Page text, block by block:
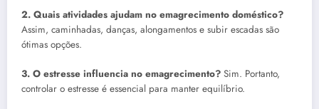
2. Quais atividades ajudam no emagrecimento doméstico?
Assim, caminhadas, danças, alongamentos e subir escadas são
ótimas opções.
3. O estresse influencia no emagrecimento? Sim. Portanto,
controlar o estresse é essencial para manter equilíbrio.